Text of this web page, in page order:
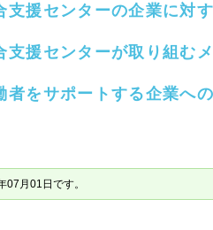
支援センターの企業に対
支援センターが取り組む
者をサポートする企業へ
07月01日です。